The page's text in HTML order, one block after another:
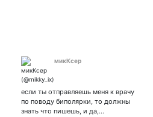
микКсер
если ты отправляешь меня к врачу
по поводу биполярки, то должны
знать что пишешь, и да,…